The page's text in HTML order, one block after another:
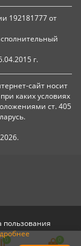
пользования
192181777 от
г.
сайт носит
каких условиях
ст. 405
0 0